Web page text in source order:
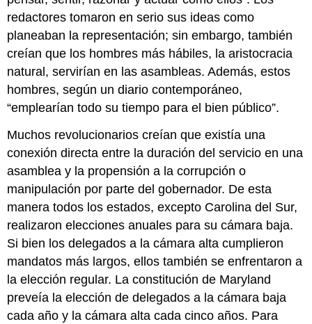
redactores tomaron en serio sus ideas como
planeaban la representación; sin embargo, también
creían que los hombres más hábiles, la aristocracia
natural, servirían en las asambleas. Además, estos
hombres, según un diario contemporáneo,
“emplearían todo su tiempo para el bien público”.
Muchos revolucionarios creían que existía una
conexión directa entre la duración del servicio en una
asamblea y la propensión a la corrupción o
manipulación por parte del gobernador. De esta
manera todos los estados, excepto Carolina del Sur,
realizaron elecciones anuales para su cámara baja.
Si bien los delegados a la cámara alta cumplieron
mandatos más largos, ellos también se enfrentaron a
la elección regular. La constitución de Maryland
preveía la elección de delegados a la cámara baja
cada año y la cámara alta cada cinco años. Para